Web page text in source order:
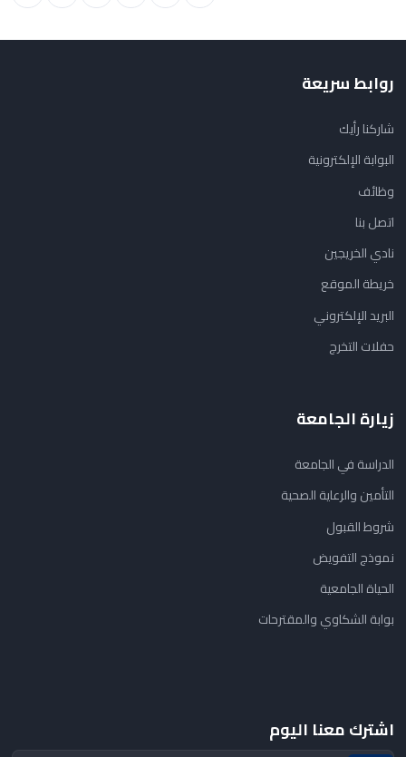
روابط سريعة
شاركنا رأيك
البوابة الإلكترونية
وظائف
اتصل بنا
نادي الخريجين
خريطة الموقع
البريد الإلكتروني
حفلات التخرج
زيارة الجامعة
الدراسة في الجامعة
التأمين والرعاية الصحية
شروط القبول
نموذج التفويض
الحياة الجامعية
بوابة الشكاوي والمقترحات
اشترك معنا اليوم